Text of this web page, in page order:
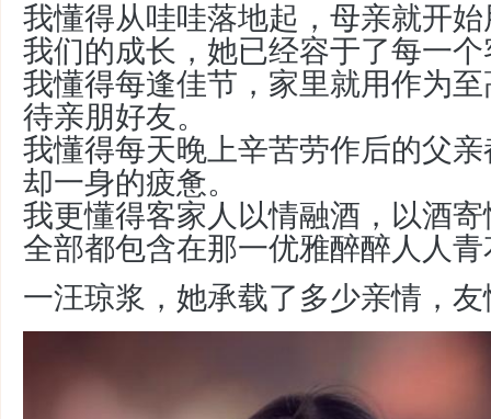
我懂得从哇哇落地起，母亲就开
我们的成长，她已经容于了每一
我懂得每逢佳节，家里就用作为
待亲朋好友。
我懂得每天晚上辛苦劳作后的父
却一身的疲惫。
我更懂得客家人以情融酒，以酒
全部都包含在那一优雅醉醉人人
一汪琼浆，她承载了多少亲情，